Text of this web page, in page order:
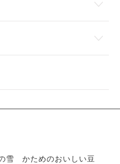
雪 かためのおいしい豆